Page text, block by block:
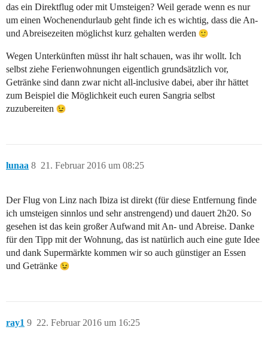
das ein Direktflug oder mit Umsteigen? Weil gerade wenn es nur
um einen Wochenendurlaub geht finde ich es wichtig, dass die An-
und Abreisezeiten möglichst kurz gehalten werden
Wegen Unterkünften müsst ihr halt schauen, was ihr wollt. Ich
selbst ziehe Ferienwohnungen eigentlich grundsätzlich vor,
Getränke sind dann zwar nicht all-inclusive dabei, aber ihr hättet
zum Beispiel die Möglichkeit euch euren Sangria selbst
zuzubereiten
lunaa 21. Februar 2016 um 08:25
8
Der Flug von Linz nach Ibiza ist direkt (für diese Entfernung finde
ich umsteigen sinnlos und sehr anstrengend) und dauert 2h20. So
gesehen ist das kein großer Aufwand mit An- und Abreise. Danke
für den Tipp mit der Wohnung, das ist natürlich auch eine gute Idee
und dank Supermärkte kommen wir so auch günstiger an Essen
und Getränke
ray1 22. Februar 2016 um 16:25
9